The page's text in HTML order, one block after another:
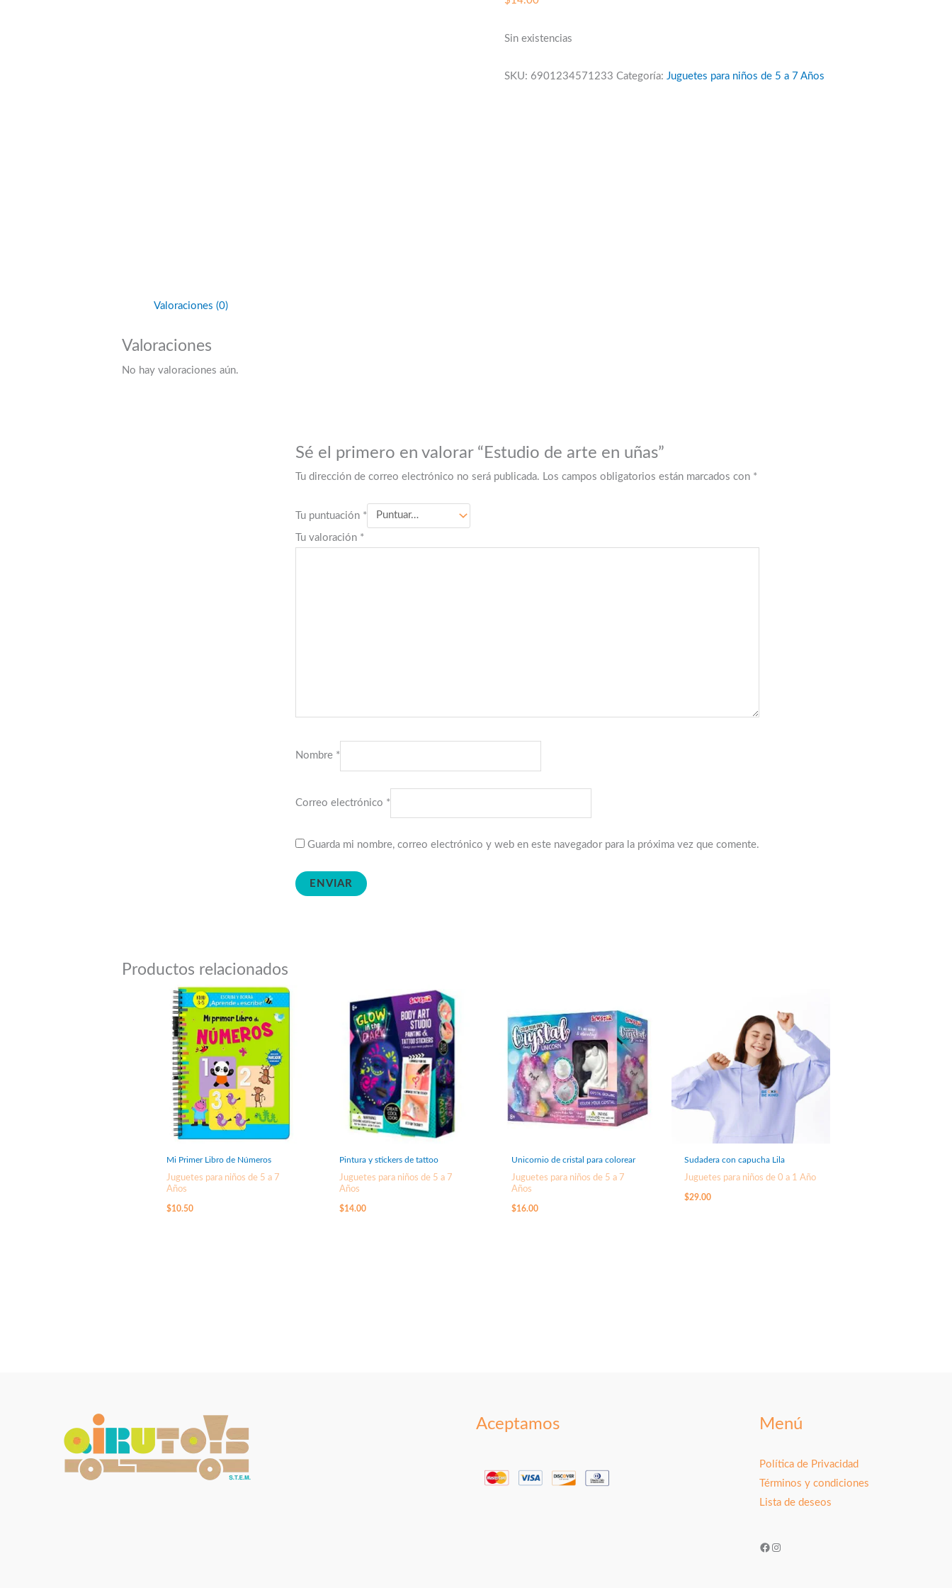
Sin existencias
SKU: 6901234571233 Categoría: Juguetes para niños de 5 a 7 Años
Valoraciones (0)
Valoraciones
No hay valoraciones aún.
Sé el primero en valorar “Estudio de arte en uñas”
Tu dirección de correo electrónico no será publicada. Los campos obligatorios están marcados con *
Tu puntuación *
Tu valoración *
Nombre *
Correo electrónico *
Guarda mi nombre, correo electrónico y web en este navegador para la próxima vez que comente.
Productos relacionados
Mi Primer Libro de Números
Juguetes para niños de 5 a 7
Años
$10.50
Pintura y stickers de tattoo
Juguetes para niños de 5 a 7
Años
$14.00
Unicornio de cristal para colorear
Juguetes para niños de 5 a 7
Años
$16.00
Sudadera con capucha Lila
Juguetes para niños de 0 a 1 Año
$29.00
Aceptamos Menú
Política de Privacidad
Términos y condiciones
Lista de deseos
Facebook
Instagram